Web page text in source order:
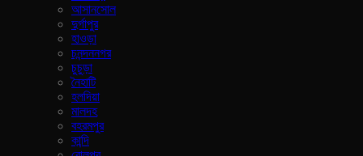
আসানসোল
দুর্গাপুর
হাওড়া
চনন্দননগর
চুচুড়া
নৈহাটি
হলদিয়া
মালদহ
বহরমপুর
কান্দি